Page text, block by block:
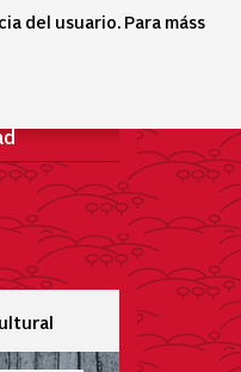
del usuario. Para máss